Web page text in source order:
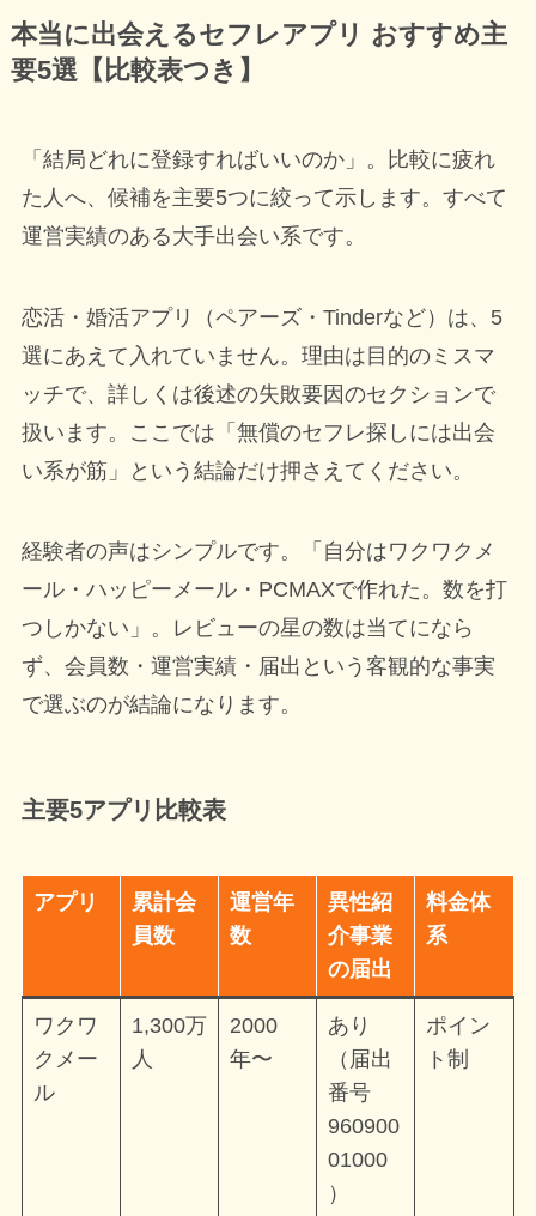
本当に出会えるセフレアプリ おすすめ主
要5選【比較表つき】
「結局どれに登録すればいいのか」。比較に疲れ
た人へ、候補を主要5つに絞って示します。すべて
運営実績のある大手出会い系です。
恋活・婚活アプリ（ペアーズ・Tinderなど）は、5
選にあえて入れていません。理由は目的のミスマ
ッチで、詳しくは後述の失敗要因のセクションで
扱います。ここでは「無償のセフレ探しには出会
い系が筋」という結論だけ押さえてください。
経験者の声はシンプルです。「自分はワクワクメ
ール・ハッピーメール・PCMAXで作れた。数を打
つしかない」。レビューの星の数は当てになら
ず、会員数・運営実績・届出という客観的な事実
で選ぶのが結論になります。
主要5アプリ比較表
アプリ
累計会
員数
運営年
数
異性紹
介事業
の届出
料金体
系
ワクワ
クメー
ル
1,300万
人
2000
年〜
あり
（届出
番号
960900
01000
）
ポイン
ト制